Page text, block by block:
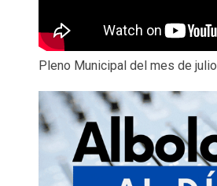
Pleno Municipal del mes de julio